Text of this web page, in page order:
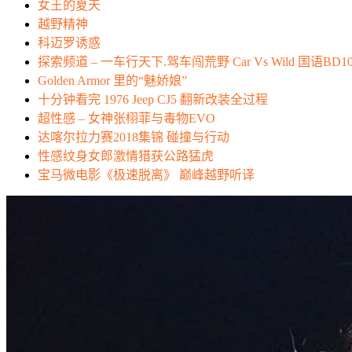
女王的夏天
越野精神
科迈罗诱惑
探索频道 – 一车行天下.驾车闯荒野 Car Vs Wild 国语
Golden Armor 里的“魅娇娘”
十分钟看完 1976 Jeep CJ5 翻新改装全过程
超性感 – 女神张栩菲与毒物EVO
达喀尔拉力赛2018集锦 碰撞与行动
性感纹身女郎激情猎获公路猛虎
宝马微电影《极速脱离》 巅峰越野听译